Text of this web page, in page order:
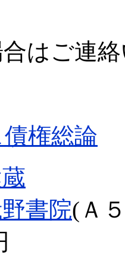
合はご連
権総論
書院(Ａ